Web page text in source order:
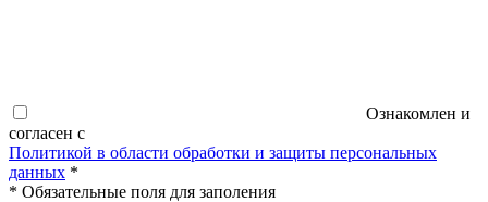
Ознакомлен и
согласен с
Политикой в области обработки и защиты персональных
данных *
* Обязательные поля для заполения